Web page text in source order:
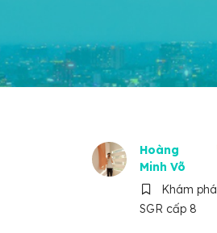
Hoàng
Minh Võ
Khám phá
SGR cấp 8